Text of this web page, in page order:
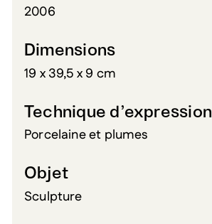
2006
Dimensions
19 x 39,5 x 9 cm
Technique d’expression
Porcelaine et plumes
Objet
Sculpture